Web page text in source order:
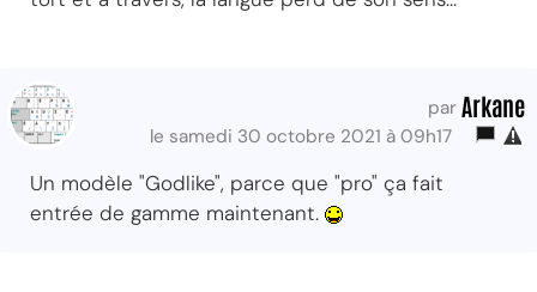
par Arkane
le samedi 30 octobre 2021 à 09h17
Un modèle "Godlike", parce que "pro" ça fait
entrée de gamme maintenant.